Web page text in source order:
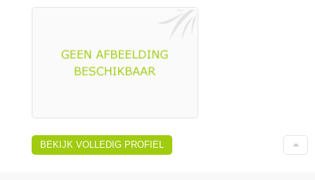
BEKIJK VOLLEDIG PROFIEL